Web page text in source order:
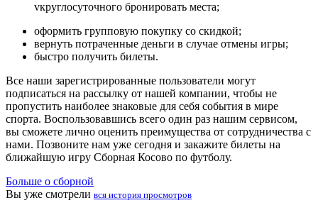
vкруглосуточного бронировать места;
оформить групповую покупку со скидкой;
вернуть потраченные деньги в случае отмены игры;
быстро получить билеты.
Все наши зарегистрированные пользователи могут
подписаться на рассылку от нашей компании, чтобы не
пропустить наиболее знаковые для себя события в мире
спорта. Воспользовавшись всего один раз нашим сервисом,
вы сможете лично оценить преимущества от сотрудничества с
нами. Позвоните нам уже сегодня и закажите билеты на
ближайшую игру Сборная Косово по футболу.
Больше о сборной
Вы уже смотрели вся история просмотров